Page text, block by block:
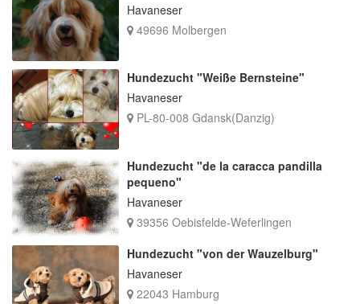
Havaneser
49696 Molbergen
Hundezucht "Weiße Bernsteine"
Havaneser
PL-80-008 Gdansk(Danzig)
Hundezucht "de la caracca pandilla
pequeno"
Havaneser
39356 Oebisfelde-Weferlingen
Hundezucht "von der Wauzelburg"
Havaneser
22043 Hamburg